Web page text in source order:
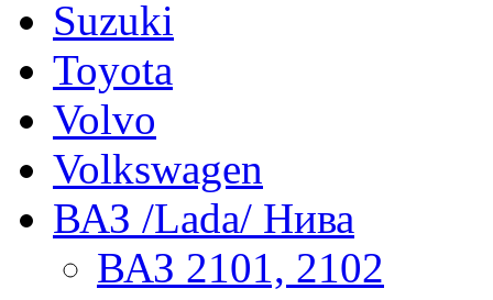
Suzuki
Toyota
Volvo
Volkswagen
ВАЗ /Lada/ Нива
ВАЗ 2101, 2102